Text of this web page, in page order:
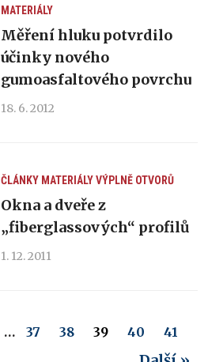
MATERIÁLY
Měření hluku potvrdilo
účinky nového
gumoasfaltového povrchu
18. 6. 2012
ČLÁNKY MATERIÁLYVÝPLNĚ OTVORŮ
Okna a dveře z
„fiberglassových“ profilů
1. 12. 2011
… 37 38 39 40 41